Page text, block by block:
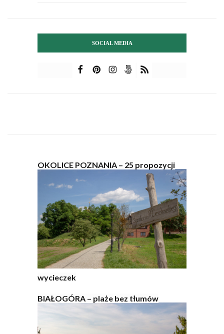
SOCIAL MEDIA
OKOLICE POZNANIA – 25 propozycji
wycieczek
BIAŁOGÓRA – plaże bez tłumów